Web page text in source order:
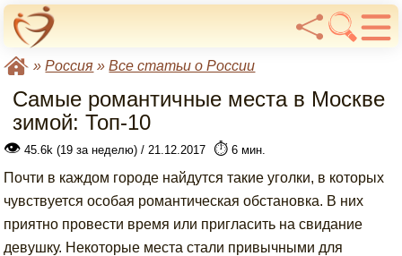
»Россия »Все статьи о России
Самые романтичные места в Москве
зимой: Топ-10
👁 45.6k (19 за неделю) / 21.12.2017 ⏱️ 6 мин.
Почти в каждом городе найдутся такие уголки, в которых
чувствуется особая романтическая обстановка. В них
приятно провести время или пригласить на свидание
девушку. Некоторые места стали привычными для